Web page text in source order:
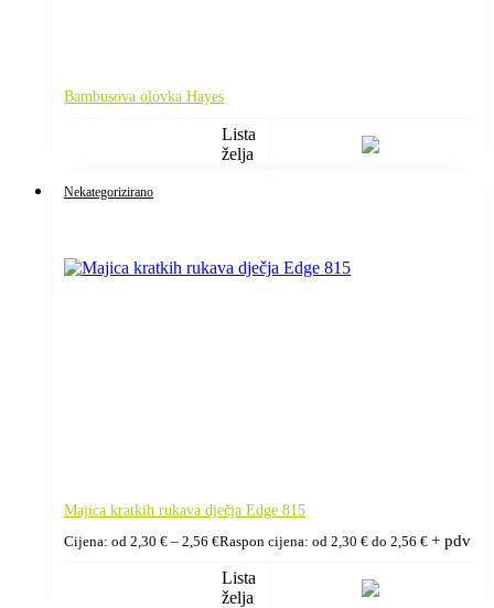
Bambusova olovka Hayes
Lista
želja
Nekategorizirano
Majica kratkih rukava dječja Edge 815
Cijena: od 2,30 € – 2,56 €Raspon cijena: od 2,30 € do 2,56 € + pdv
Lista
želja